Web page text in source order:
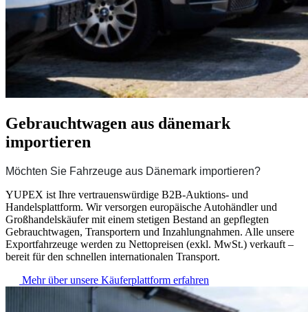
Gebrauchtwagen aus dänemark
importieren
Möchten Sie Fahrzeuge aus Dänemark importieren?
YUPEX ist Ihre vertrauenswürdige B2B-Auktions- und
Handelsplattform. Wir versorgen europäische Autohändler und
Großhandelskäufer mit einem stetigen Bestand an gepflegten
Gebrauchtwagen, Transportern und Inzahlungnahmen. Alle unsere
Exportfahrzeuge werden zu Nettopreisen (exkl. MwSt.) verkauft –
bereit für den schnellen internationalen Transport.
Mehr über unsere Käuferplattform erfahren